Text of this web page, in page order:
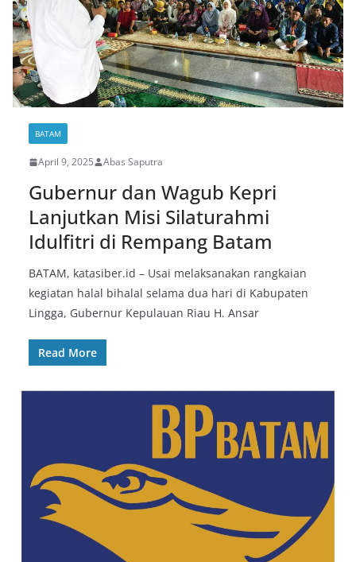
BATAM
April 9, 2025 Abas Saputra
Gubernur dan Wagub Kepri
Lanjutkan Misi Silaturahmi
Idulfitri di Rempang Batam
BATAM, katasiber.id – Usai melaksanakan rangkaian
kegiatan halal bihalal selama dua hari di Kabupaten
Lingga, Gubernur Kepulauan Riau H. Ansar
Read More